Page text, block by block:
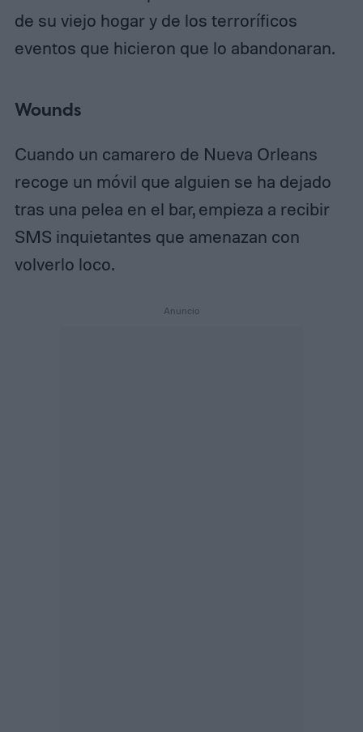
de su viejo hogar y de los terroríficos
eventos que hicieron que lo abandonaran.
Wounds
Cuando un camarero de Nueva Orleans
recoge un móvil que alguien se ha dejado
tras una pelea en el bar, empieza a recibir
SMS inquietantes que amenazan con
volverlo loco.